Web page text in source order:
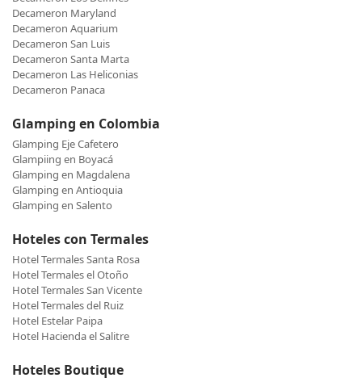
Decameron Maryland
Decameron Aquarium
Decameron San Luis
Decameron Santa Marta
Decameron Las Heliconias
Decameron Panaca
Glamping en Colombia
Glamping Eje Cafetero
Glampiing en Boyacá
Glamping en Magdalena
Glamping en Antioquia
Glamping en Salento
Hoteles con Termales
Hotel Termales Santa Rosa
Hotel Termales el Otoño
Hotel Termales San Vicente
Hotel Termales del Ruiz
Hotel Estelar Paipa
Hotel Hacienda el Salitre
Hoteles Boutique